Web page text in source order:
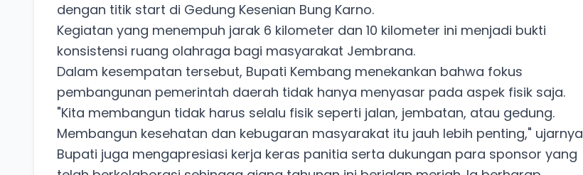
dengan titik start di Gedung Kesenian Bung Karno.
Kegiatan yang menempuh jarak 6 kilometer dan 10 kilometer ini menjadi bukti
konsistensi ruang olahraga bagi masyarakat Jembrana.
Dalam kesempatan tersebut, Bupati Kembang menekankan bahwa fokus
pembangunan pemerintah daerah tidak hanya menyasar pada aspek fisik saja.
​"Kita membangun tidak harus selalu fisik seperti jalan, jembatan, atau gedung.
Membangun kesehatan dan kebugaran masyarakat itu jauh lebih penting," ujarnya
​Bupati juga mengapresiasi kerja keras panitia serta dukungan para sponsor yang